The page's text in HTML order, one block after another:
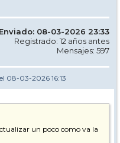
Enviado: 08-03-2026 23:33
Registrado: 12 años antes
Mensajes: 597
08-03-2026 16:13
un poco como va la